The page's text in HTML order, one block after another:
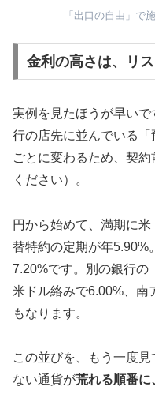
「出口の自由」で
金利の高さは、リ
実例を見たほうが早い
行の店先に並んでいる
ごとに変わるため、契
ください）。
円から始めて、満期に
替特約の定期が年5.90%
7.20%です。別の銀行の
米ドル絡みで6.00%、南
もなります。
この並びを、もう一度
ない通貨が荒れる順番に